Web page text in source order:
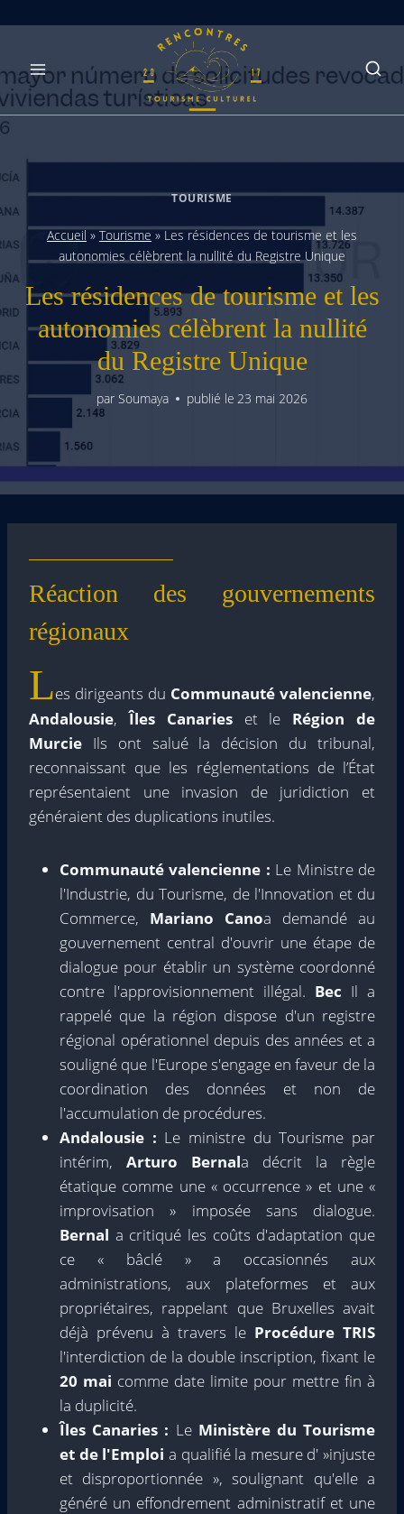
content
TOURISME
Accueil » Tourisme » Les résidences de tourisme et les
autonomies célèbrent la nullité du Registre Unique
Les résidences de tourisme et les
autonomies célèbrent la nullité
du Registre Unique
par Soumaya publié le 23 mai 2026
Réaction des gouvernements
régionaux
Les dirigeants du Communauté valencienne,
Andalousie,Îles Canarieset le Région de
Murcie Ils ont salué la décision du tribunal,
reconnaissant que les réglementations de l’État
représentaient une invasion de juridiction et
généraient des duplications inutiles.
Communauté valencienne : Le Ministre de
l'Industrie, du Tourisme, de l'Innovation et du
Commerce, Mariano Canoa demandé au
gouvernement central d'ouvrir une étape de
dialogue pour établir un système coordonné
contre l'approvisionnement illégal. Bec Il a
rappelé que la région dispose d'un registre
régional opérationnel depuis des années et a
souligné que l'Europe s'engage en faveur de la
coordination des données et non de
l'accumulation de procédures.
Andalousie : Le ministre du Tourisme par
intérim, Arturo Bernala décrit la règle
étatique comme une « occurrence » et une «
improvisation » imposée sans dialogue.
Bernal a critiqué les coûts d'adaptation que
ce « bâclé » a occasionnés aux
administrations, aux plateformes et aux
propriétaires, rappelant que Bruxelles avait
déjà prévenu à travers le Procédure TRIS
l'interdiction de la double inscription, fixant le
20 mai comme date limite pour mettre fin à
la duplicité.
Îles Canaries : Le Ministère du Tourisme
et de l'Emploi a qualifié la mesure d' »injuste
et disproportionnée », soulignant qu'elle a
généré un effondrement administratif et une